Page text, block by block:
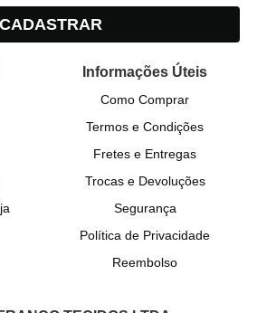
CADASTRAR
Informações Úteis
Como Comprar
Termos e Condições
Fretes e Entregas
Trocas e Devoluções
Segurança
Política de Privacidade
Reembolso